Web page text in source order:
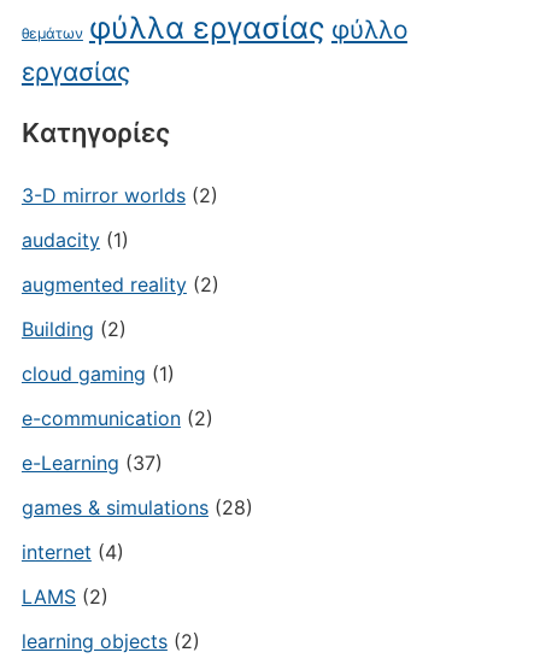
θεμάτων φύλλα εργασίας φύλλο
εργασίας
Kατηγορίες
3-D mirror worlds(2)
audacity(1)
augmented reality(2)
Building (2)
cloud gaming (1)
e-communication(2)
e-Learning (37)
games & simulations(28)
internet (4)
LAMS(2)
learning objects(2)